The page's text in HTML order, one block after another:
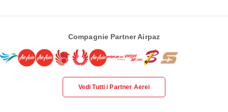
Compagnie Partner Airpaz
Vedi Tutti i Partner Aerei